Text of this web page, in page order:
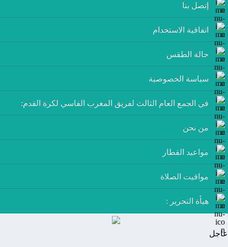
إتصل بنا
اتفاقية الاستخدام
حالة الطقس
سياسة الخصوصية
في الجمع العام الثالث لفريق المغرب الفاسي لكرة القدم:
من نحن
مواعيد القطار
مواقيت الصلاة
هيأة التحرير :
عاجل